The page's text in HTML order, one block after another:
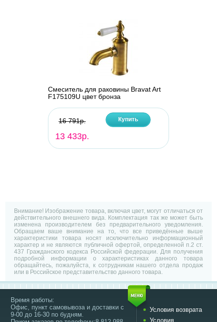
Смеситель для раковины Bravat Art
F175109U цвет бронза
16 791р.
13 433р.
Купить
Внимание! Изображение товара, включая цвет, могут отличаться от
действительного внешнего вида. Комплектация так же может быть
изменена производителем без предварительного уведомления.
Обращаем ваше внимание на то, что все приведённые выше
характеристики товара носят исключительно информационный
характер и не являются публичной офертой, определенной п.2 ст.
437 Гражданского кодекса Российской федерации. Для получения
подробной информации о характеристиках данного товара
обращайтесь, пожалуйста, к сотрудникам нашего отдела продаж
или в Российское представительство данного товара.
Время работы:
Офис, пункт самовывоза и доставки с
9-00 до 16-30 по будням.
Условия возврата
Условия